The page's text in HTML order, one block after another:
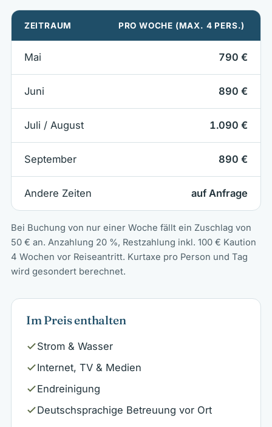
ZEITRAUM PRO WOCHE (MAX. 4 PERS.)
Mai 790 €
Juni 890 €
Juli / August 1.090 €
September 890 €
Andere Zeiten auf Anfrage
Bei Buchung von nur einer Woche fällt ein Zuschlag von
50 € an. Anzahlung 20 %, Restzahlung inkl. 100 € Kaution
4 Wochen vor Reiseantritt. Kurtaxe pro Person und Tag
wird gesondert berechnet.
Im Preis enthalten
Strom & Wasser
Internet, TV & Medien
Endreinigung
Deutschsprachige Betreuung vor Ort